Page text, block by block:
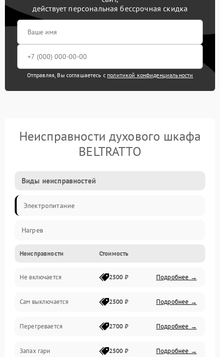
действует персональная бессрочная скидка
Отправляя, Вы соглашаетесь с политикой конфиденциальности
Неисправности духового шкафа
BELTRATTO
Виды неисправностей
Электропитание
Нагрев
Неисправности Стоимость
Не включается 2500 ₽ Подробнее →
Сам выключается 2500 ₽ Подробнее →
Перегревается 2700 ₽ Подробнее →
Запах гари 2500 ₽ Подробнее →